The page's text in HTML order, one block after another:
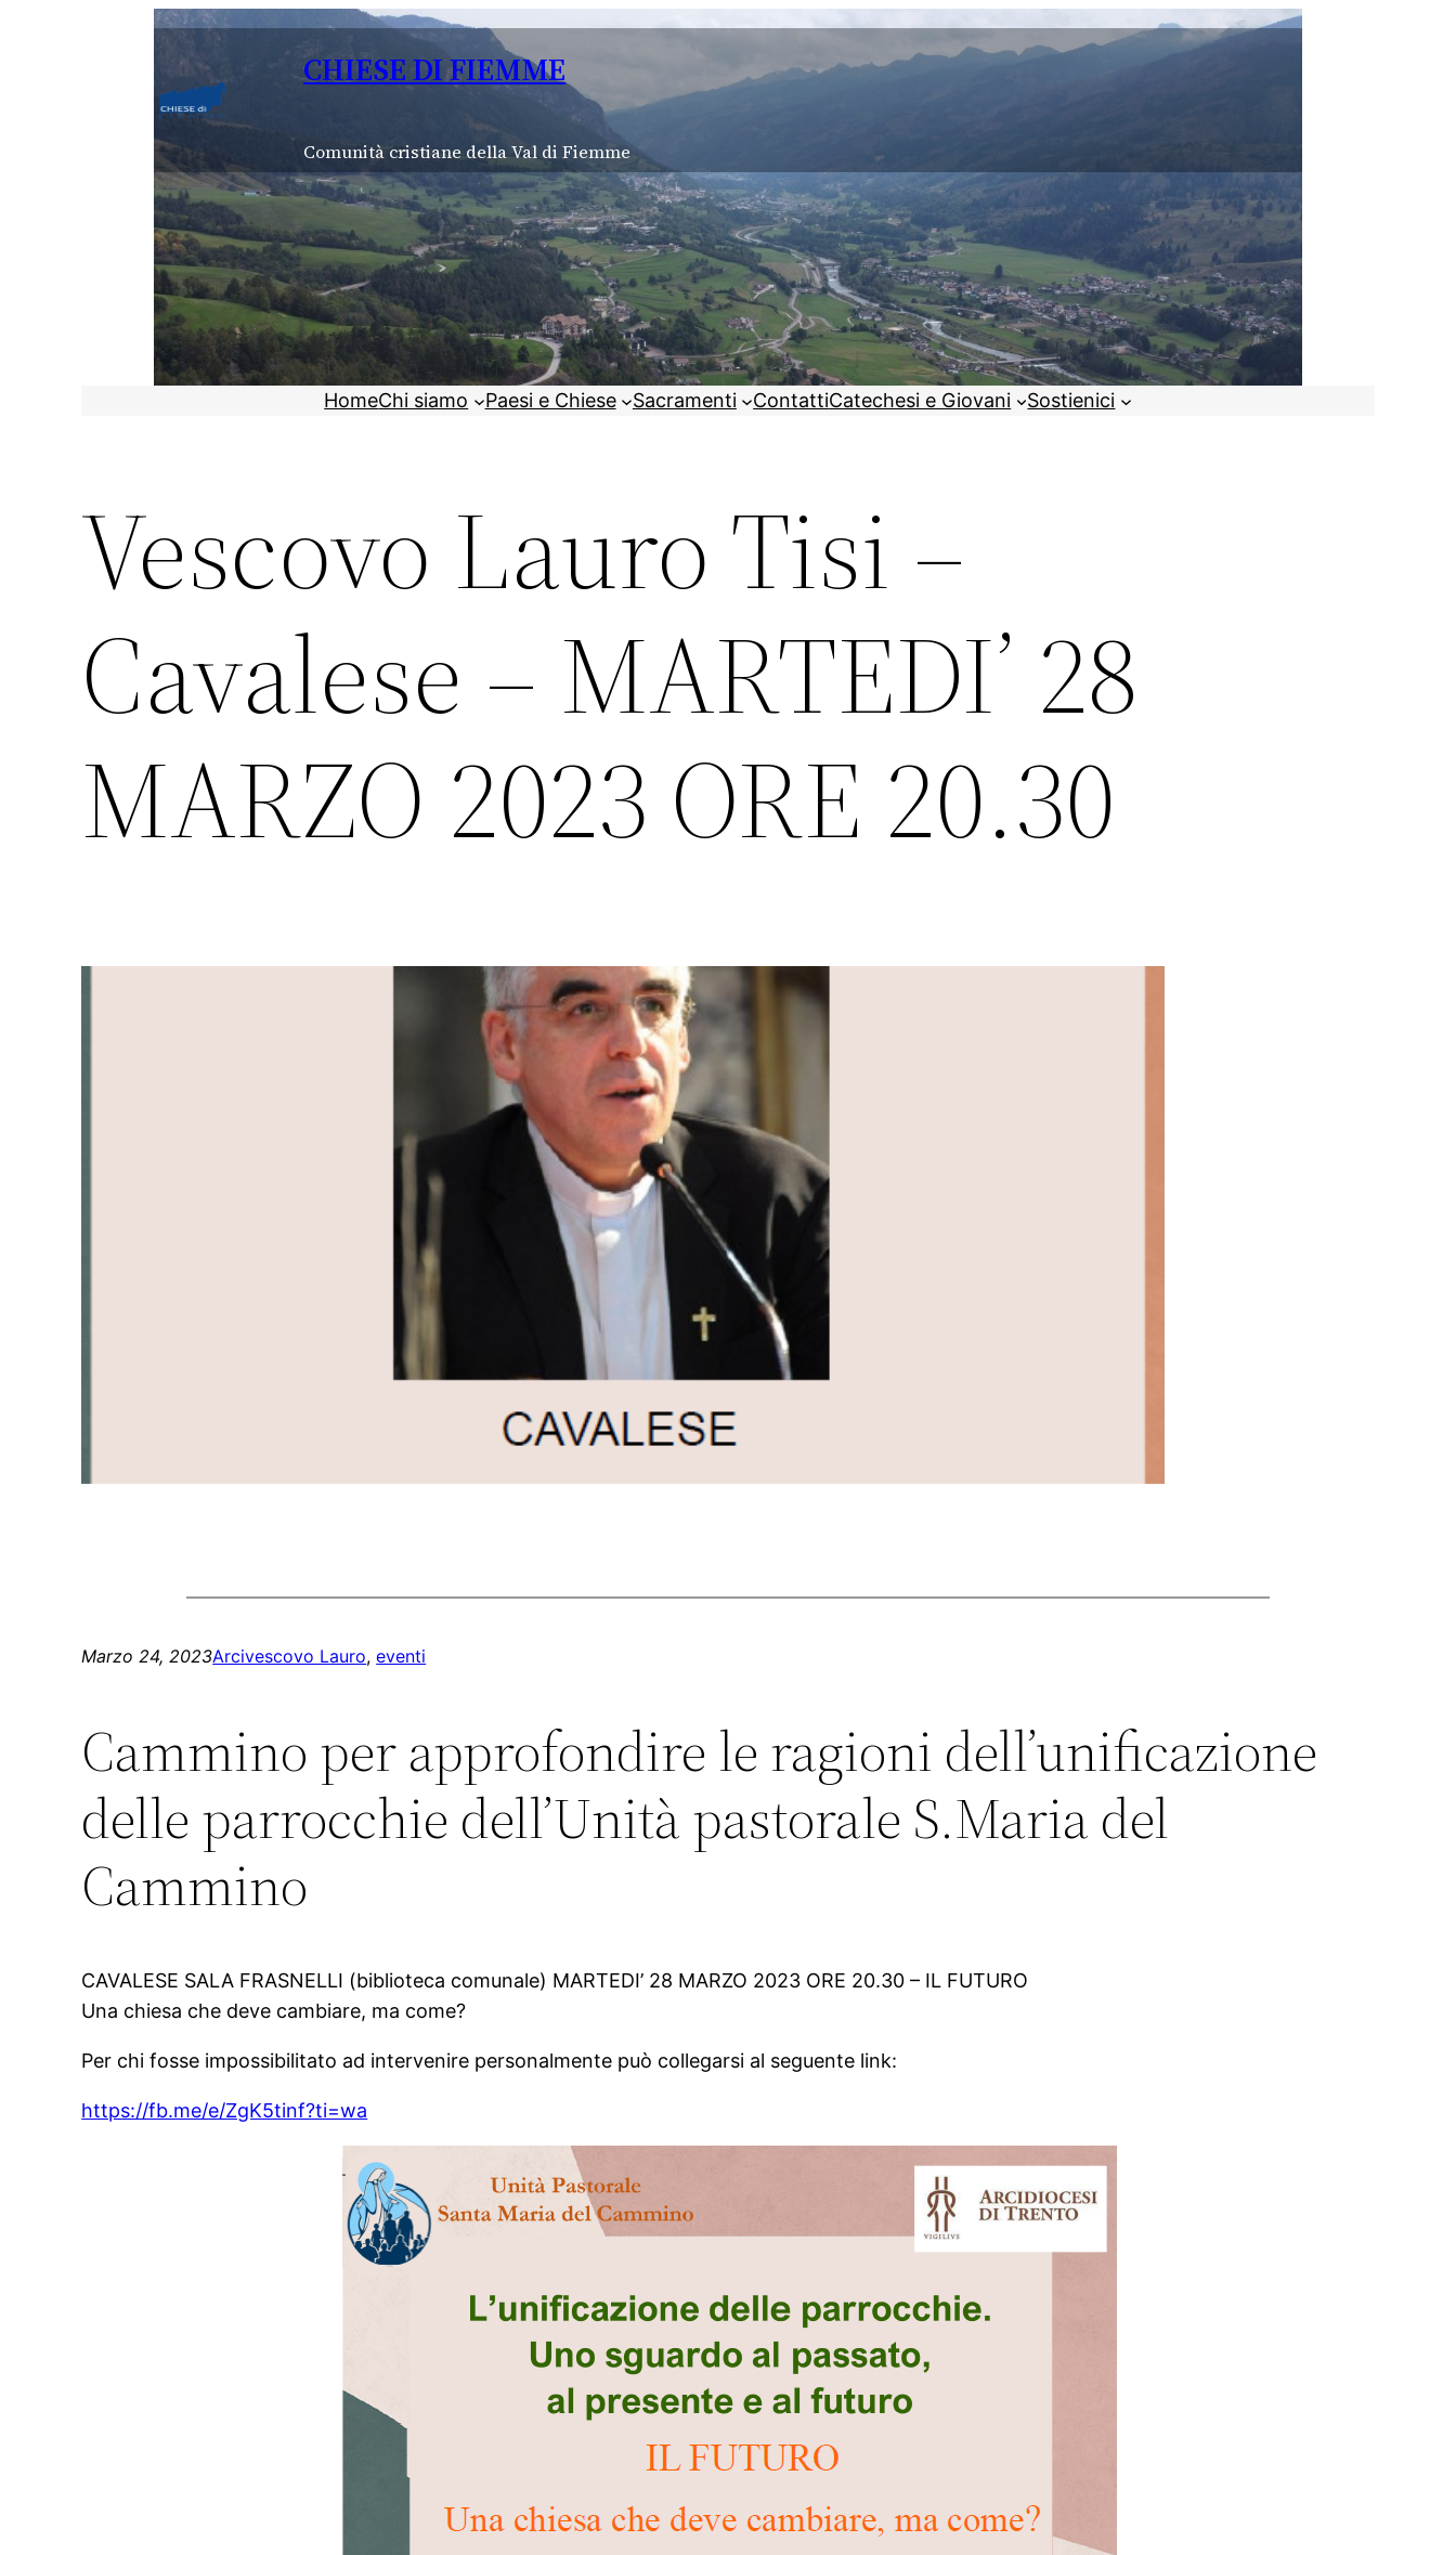
CHIESE DI FIEMME
Comunità cristiane della Val di Fiemme
HomeChi siamo Paesi e Chiese Sacramenti ContattiCatechesi e Giovani Sostienici
Vescovo Lauro Tisi –
Cavalese – MARTEDI’ 28
MARZO 2023 ORE 20.30
Marzo 24, 2023Arcivescovo Lauro, eventi
Cammino per approfondire le ragioni dell’unificazione
delle parrocchie dell’Unità pastorale S.Maria del
Cammino
CAVALESE SALA FRASNELLI (biblioteca comunale) MARTEDI’ 28 MARZO 2023 ORE 20.30 – IL FUTURO
Una chiesa che deve cambiare, ma come?
Per chi fosse impossibilitato ad intervenire personalmente può collegarsi al seguente link:
https://fb.me/e/ZgK5tinf?ti=wa